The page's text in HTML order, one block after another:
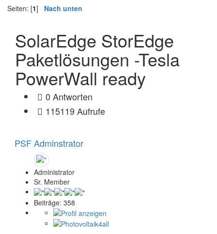
Seiten: [1] Nach unten
SolarEdge StorEdge
Paketlösungen -Tesla
PowerWall ready
0 Antworten
115119 Aufrufe
PSF Adminstrator
Administrator
Sr. Member
Beiträge: 358